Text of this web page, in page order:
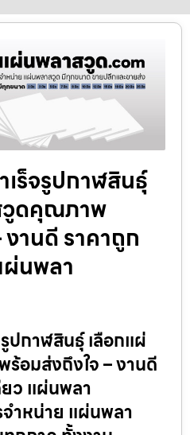
ร็จรูปกาฬสินธุ์
วูดคุณภาพ
านดี ราคาถูก
ผ่นพลา
ปกาฬสินธุ์ เลือกแผ่
อมส่งถึงใจ – งานดี
ว แผ่นพลา
ำหน่าย แผ่นพลา